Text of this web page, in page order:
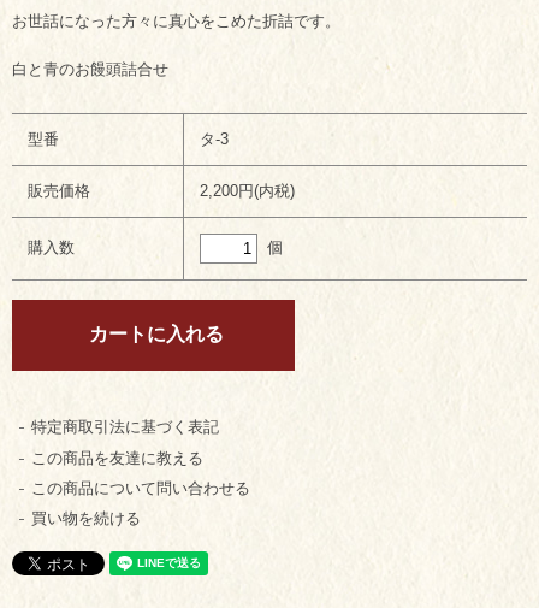
お世話になった方々に真心をこめた折詰です。
白と青のお饅頭詰合せ
型番 タ-3
販売価格 2,200円(内税)
購入数 個
特定商取引法に基づく表記
この商品を友達に教える
この商品について問い合わせる
買い物を続ける